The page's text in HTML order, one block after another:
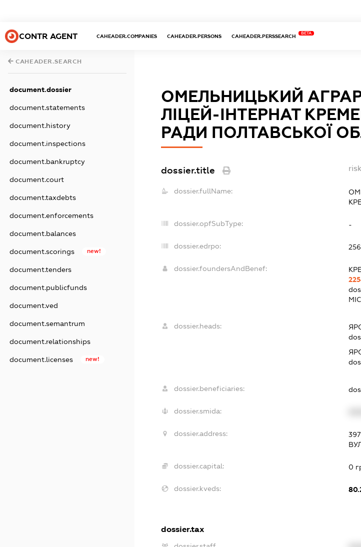
CONTR AGENT CAHEADER.COMPANIES CAHEADER.PERSONS CAHEADER.PERSSEARCH
BETA
CAHEADER.SEARCH
document.dossier
document.statements
document.history
document.inspections
document.bankruptcy
document.court
document.taxdebts
document.enforcements
document.balances
document.scorings new!
document.tenders
document.publicfunds
document.ved
document.semantrum
document.relationships
document.licenses new!
ОМЕЛЬНИЦЬКИЙ
ЛІЦЕЙ-ІНТЕРНАТ
РАДИ ПОЛТАВСЬКОЇ
dossier.title
dossier.fullName:
dossier.opfSubType: -
dossier.edrpo:
dossier.foundersAndBenef:
dossier.heads:
dossier.beneficiaries:
dossier.smida:
dossier.address:
dossier.capital: 0
dossier.kveds:
dossier.tax